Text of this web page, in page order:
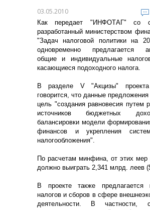
03.05.2010
Как передает "ИНФОТАГ" со
разработанный министерством
"Задач налоговой политики на
одновременно предлагается
общие и индивидуальные
касающиеся подоходного налога.
В разделе V "Акцизы" проекта
говорится, что данные
цель "создания равновесия путем
источников бюджетных
балансировки модели
финансов и укрепления
налогообложения".
По расчетам минфина, от этих мер
должно выиграть 2,341 млрд. леев
В проекте также предлагается
налогов и сборов в сфере
деятельности. В